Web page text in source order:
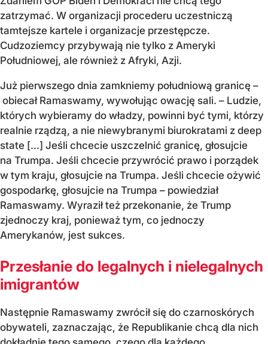
zatrzymać. W organizacji procederu uczestniczą
tamtejsze kartele i organizacje przestępcze.
Cudzoziemcy przybywają nie tylko z Ameryki
Południowej, ale również z Afryki, Azji.
Już pierwszego dnia zamkniemy południową granicę –
obiecał Ramaswamy, wywołując owację sali. – Ludzie,
których wybieramy do władzy, powinni być tymi, którzy
realnie rządzą, a nie niewybranymi biurokratami z deep
state […] Jeśli chcecie uszczelnić granicę, głosujcie
na Trumpa. Jeśli chcecie przywrócić prawo i porządek
w tym kraju, głosujcie na Trumpa. Jeśli chcecie ożywić
gospodarkę, głosujcie na Trumpa – powiedział
Ramaswamy. Wyraził też przekonanie, że Trump
zjednoczy kraj, ponieważ tym, co jednoczy
Amerykanów, jest sukces.
Przesłanie do legalnych i nielegalnych
imigrantów
Następnie Ramaswamy zwrócił się do czarnoskórych
obywateli, zaznaczając, że Republikanie chcą dla nich